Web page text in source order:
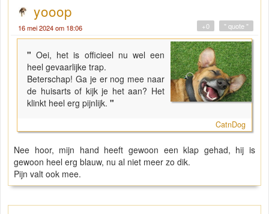
yooop
16 mei 2024 om 18:06 " quote "
+0
"Oei, het is officieel nu wel een
heel gevaarlijke trap.
Beterschap! Ga je er nog mee naar
de huisarts of kijk je het aan? Het
klinkt heel erg pijnlijk. "
CatnDog
Nee hoor, mijn hand heeft gewoon een klap gehad, hij is
gewoon heel erg blauw, nu al niet meer zo dik.
Pijn valt ook mee.